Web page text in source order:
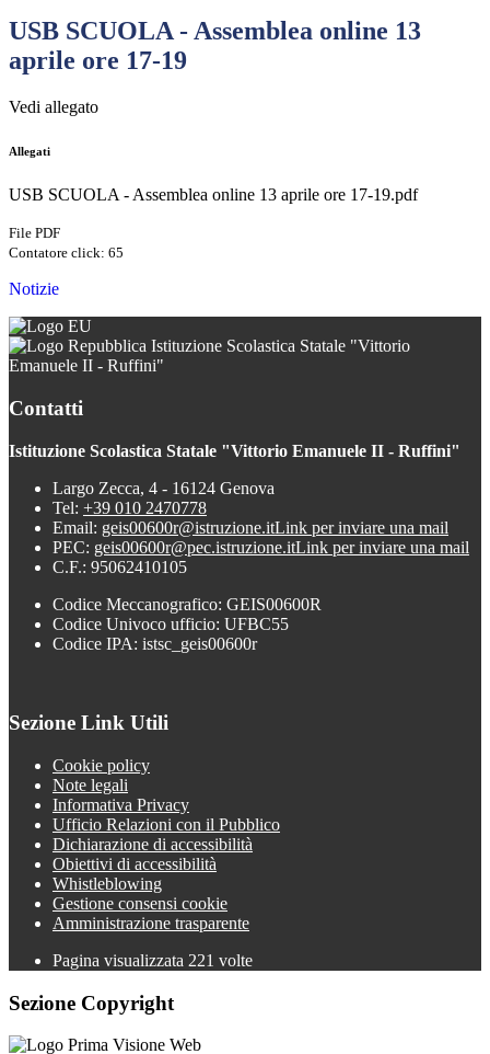
USB SCUOLA - Assemblea online 13
aprile ore 17-19
Vedi allegato
Allegati
USB SCUOLA - Assemblea online 13 aprile ore 17-19.pdf
File PDF
Contatore click: 65
Notizie
Istituzione Scolastica Statale "Vittorio
Emanuele II - Ruffini"
Contatti
Istituzione Scolastica Statale "Vittorio Emanuele II - Ruffini"
Largo Zecca, 4 - 16124 Genova
Tel: +39 010 2470778
Email: geis00600r@istruzione.itLink per inviare una mail
PEC: geis00600r@pec.istruzione.itLink per inviare una mail
C.F.: 95062410105
Codice Meccanografico: GEIS00600R
Codice Univoco ufficio: UFBC55
Codice IPA: istsc_geis00600r
Sezione Link Utili
Cookie policy
Note legali
Informativa Privacy
Ufficio Relazioni con il Pubblico
Dichiarazione di accessibilità
Obiettivi di accessibilità
Whistleblowing
Gestione consensi cookie
Amministrazione trasparente
Pagina visualizzata 221 volte
Sezione Copyright